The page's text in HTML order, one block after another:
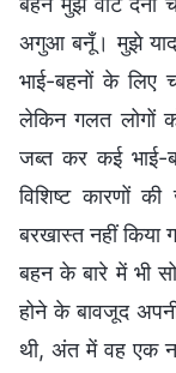
अगुआ बनूँ। मुझे
भाई-बहनों के लिए
लेकिन गलत लोगों
जब्त कर कई भाई-
विशिष्ट कारणों
बरखास्त नहीं
बहन के बारे में भी
होने के बावजूद
थी, अंत में वह एक